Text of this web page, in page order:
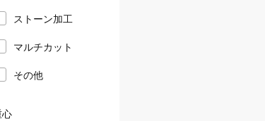
ストーン加工
マルチカット
その他